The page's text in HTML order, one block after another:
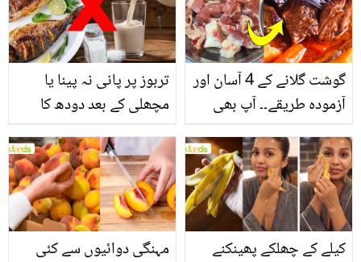
تربوز پر پانی نہ پینا یا
مچھلی کے بعد دودھ کا
سے متعلق غلط فہمیوں کی
حقیقت کیا ہے اور افواہ
کیا؟
گوشت گلانے کے 4 آسان اور
آزمودہ طریقے۔۔ آپ بھی
بتائے راز
مہنگی دوائیوں سے کئی
کیلے کے چھلکے پھینکنے